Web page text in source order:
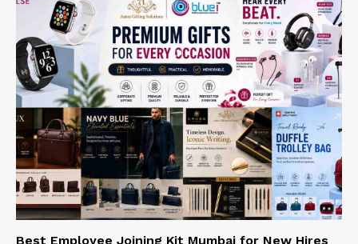
Best Employee Joining Kit Mumbai for New Hires